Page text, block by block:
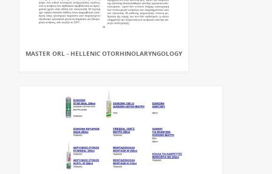
MASTER ORL - HELLENIC OTORHINOLARYNGOLOGY